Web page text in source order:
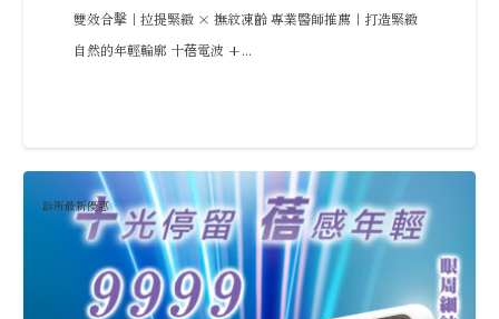
雙效合擊｜拉提緊緻 × 撫紋凍齡 專業醫師推薦｜打造緊緻
自然的年輕輪廓 十蓓電波 +...
診所最新優惠